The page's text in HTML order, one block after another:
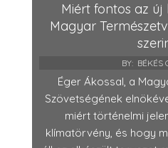
Miért fontos az
Magyar
BY: BÉKÉS
Éger Ákossal, a
Szövetségének
miért történelmi
klímatörvény, és hogy